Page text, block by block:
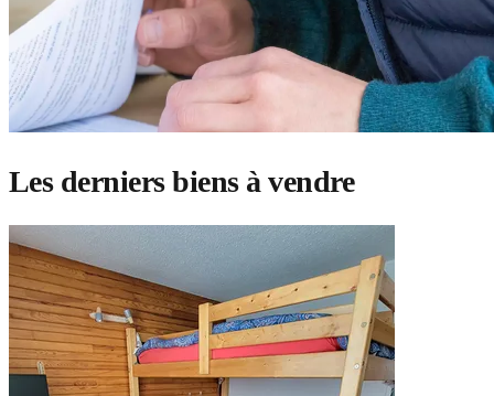
Les derniers biens à vendre